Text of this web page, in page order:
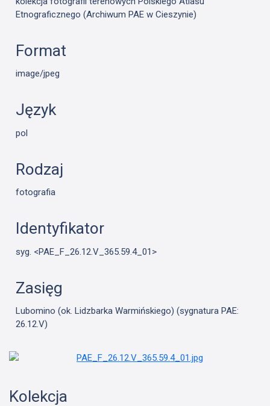
Etnograficznego (Archiwum PAE w Cieszynie)
Format
image/jpeg
Język
pol
Rodzaj
fotografia
Identyfikator
syg. <PAE_F_26.12.V_365.59.4_01>
Zasięg
Lubomino (ok. Lidzbarka Warmińskiego) (sygnatura PAE:
26.12.V)
Kolekcja